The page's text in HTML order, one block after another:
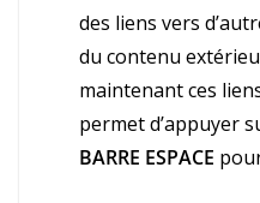
des liens vers
du contenu
maintenant ces
permet d’appuyer
BARRE ESPACE